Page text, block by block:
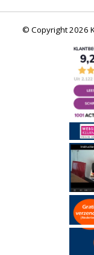
© Copyright 2026